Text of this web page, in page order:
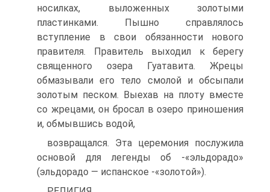
носилках, выло­женных золотыми
пластинками. Пышно справлялось
вступление в свои обязанности нового
правителя. Правитель выходил к берегу
священного озера Гуата­вита. Жрецы
обмазывали его тело смолой и обсыпали
золотым песком. Выехав на плоту вместе
со жрецами, он бросал в озеро приношения
и, обмывшись водой,
возвращался. Эта церемония послужила
основой для легенды об -«эльдорадо»
(эльдорадо — испанское -«зо­лотой»).